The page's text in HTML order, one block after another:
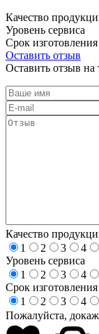
Качество
Уровень сервиса
Срок изготовления
Оставить отзыв
Оставить отзыв
Качество
1
2 3 4
Уровень сервиса
1
2 3 4
Срок изготовления
1
2 3 4
Пожалуйста,